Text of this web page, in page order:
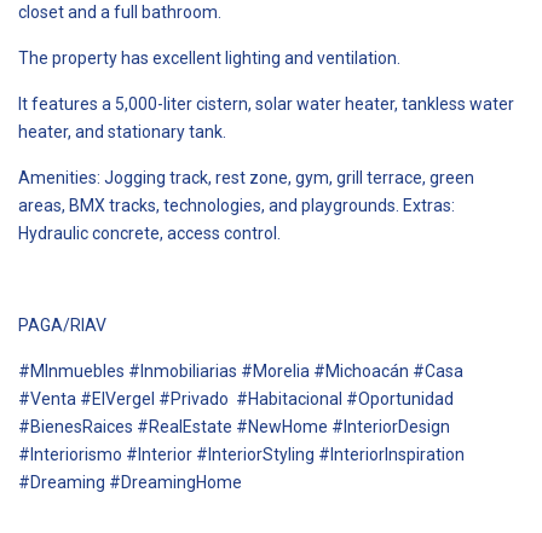
closet and a full bathroom.
The property has excellent lighting and ventilation.
It features a 5,000-liter cistern, solar water heater, tankless water
heater, and stationary tank.
Amenities: Jogging track, rest zone, gym, grill terrace, green
areas, BMX tracks, technologies, and playgrounds. Extras:
Hydraulic concrete, access control.
PAGA/RIAV
#MInmuebles #Inmobiliarias #Morelia #Michoacán #Casa
#Venta #ElVergel #Privado #Habitacional #Oportunidad
#BienesRaices #RealEstate #NewHome #InteriorDesign
#Interiorismo #Interior #InteriorStyling #InteriorInspiration
#Dreaming #DreamingHome